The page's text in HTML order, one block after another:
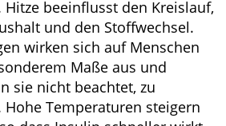
beeinflusst den Kreislauf,
und den Stoffwechsel.
wirken sich auf Menschen
Maße aus und
sie nicht beachtet, zu
Temperaturen steigern